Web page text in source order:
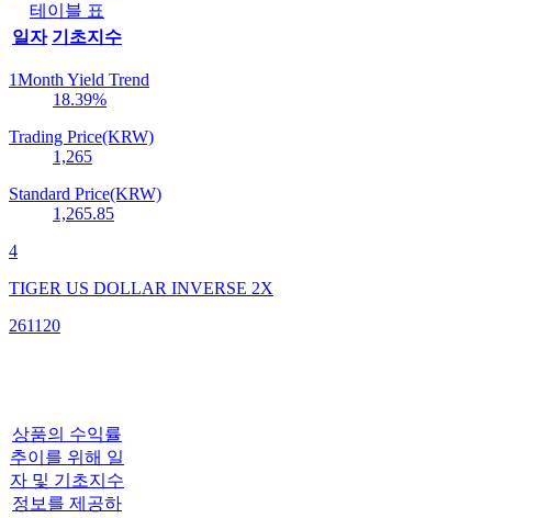
테이블 표
일자 기초지수
1Month Yield Trend
18.39%
Trading Price(KRW)
1,265
Standard Price(KRW)
1,265.85
4
TIGER US DOLLAR INVERSE 2X
261120
상품의 수익률
추이를 위해 일
자 및 기초지수
정보를 제공하